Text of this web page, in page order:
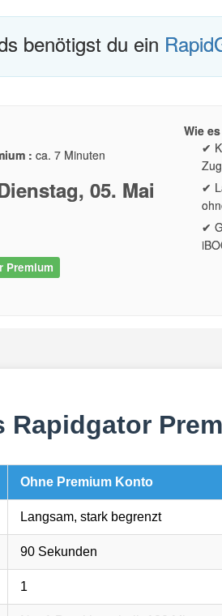
benötigst du ein
: ca. 7 Minuten
05. Mai
Premium
Wie
✔
✔
✔